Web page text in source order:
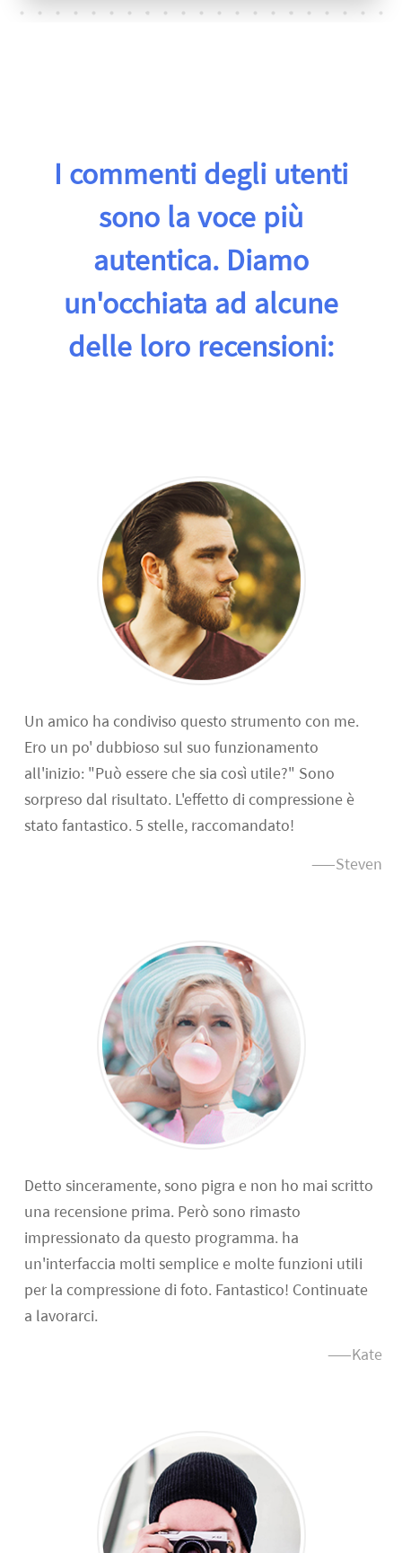
I commenti degli utenti
sono la voce più
autentica. Diamo
un'occhiata ad alcune
delle loro recensioni:
Un amico ha condiviso questo strumento con me.
Ero un po' dubbioso sul suo funzionamento
all'inizio: "Può essere che sia così utile?" Sono
sorpreso dal risultato. L'effetto di compressione è
stato fantastico. 5 stelle, raccomandato!
——Steven
Detto sinceramente, sono pigra e non ho mai scritto
una recensione prima. Però sono rimasto
impressionato da questo programma. ha
un'interfaccia molti semplice e molte funzioni utili
per la compressione di foto. Fantastico! Continuate
a lavorarci.
——Kate